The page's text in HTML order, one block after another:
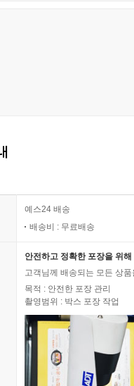
예스24 배송
배송비 : 무료배송
안전하고 정확한 포장을 위
고객님께 배송되는 모든 상
목적 : 안전한 포장 관리
촬영범위 : 박스 포장 작업